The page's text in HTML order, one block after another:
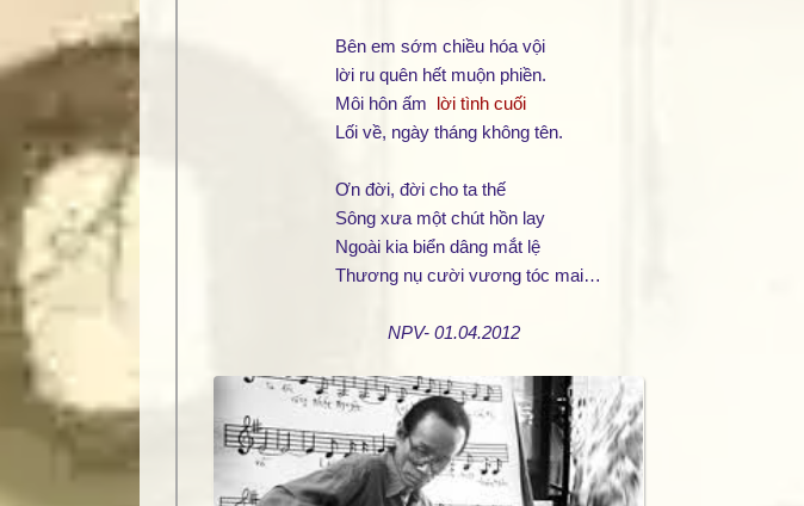
Bên em sớm chiều hóa vội
lời ru quên hết muộn phiền.
Môi hôn ấm lời tình cuối
Lối về, ngày tháng không tên.
Ơn đời, đời cho ta thế
Sông xưa một chút hồn lay
Ngoài kia biển dâng mắt lệ
Thương nụ cười vương tóc mai…
NPV- 01.04.2012